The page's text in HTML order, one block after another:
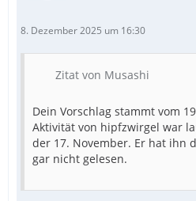
8. Dezember 2025 um 16:30
Zitat von Musashi
Dein Vorschlag stammt vom
Aktivität von hipfzwirgel war
der 17. November. Er hat ihn
gar nicht gelesen.